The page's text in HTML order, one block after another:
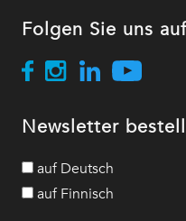
Folgen Sie uns auf
Newsletter
auf Deutsch
auf Finnisch